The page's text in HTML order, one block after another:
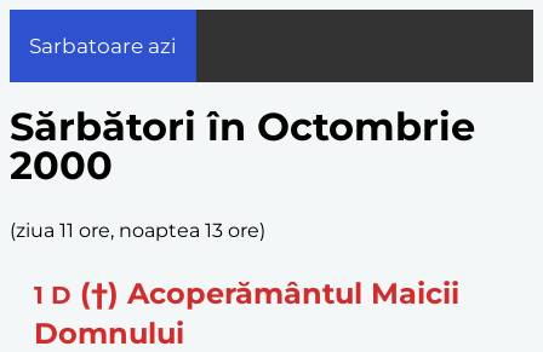
Sarbatoare azi
Sărbători în Octombrie
2000
(ziua 11 ore, noaptea 13 ore)
1 D (†) Acoperământul Maicii
Domnului